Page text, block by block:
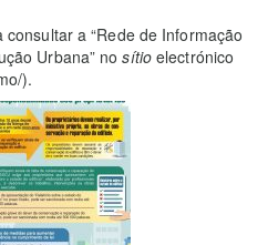
a “Rede de Informação
Urbana” no sítioelectrónico
).